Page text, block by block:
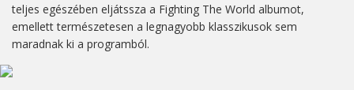
teljes egészében eljátssza a Fighting The World albumot,
emellett természetesen a legnagyobb klasszikusok sem
maradnak ki a programból.